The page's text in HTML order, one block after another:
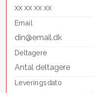
Email
Deltagere
Leveringsdato